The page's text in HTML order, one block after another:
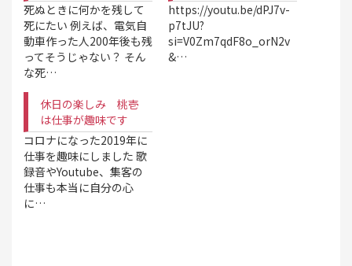
死ぬときに何かを残して
死にたい 例えば、電気自
動車作った人200年後も残
ってそうじゃない？ そん
な死…
https://youtu.be/dPJ7v-
p7tJU?
si=V0Zm7qdF8o_orN2v
&…
休日の楽しみ 桃壱
は仕事が趣味です
コロナになった2019年に
仕事を趣味にしました 歌
録音やYoutube、集客の
仕事も本当に自分の心
に…